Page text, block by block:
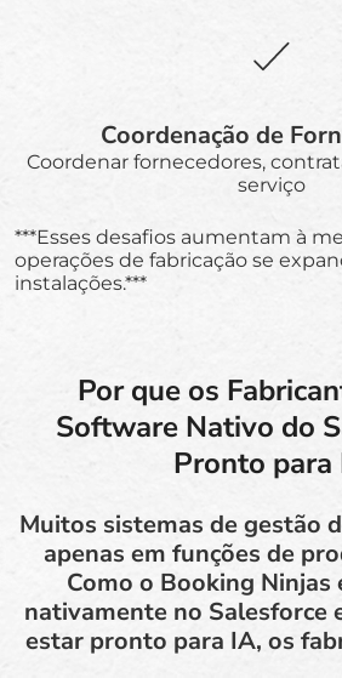
Coordenação de
Coordenar fornecedores,
serviço
***Esses desafios aumentam à
operações de fabricação se
instalações.***
Por que os
Software Nativo do
Pronto para
Muitos sistemas de gestão
apenas em funções de
Como o Booking Ninjas
nativamente no Salesforce
estar pronto para IA, os